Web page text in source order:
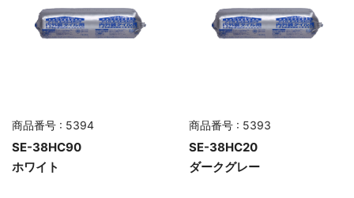
商品番号 : 5394
SE-38HC90
ホワイト
商品番号 : 5393
SE-38HC20
ダークグレー